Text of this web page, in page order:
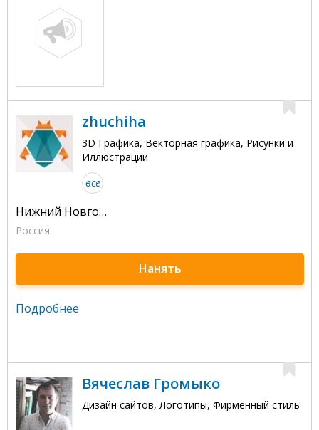
zhuchiha
3D Графика, Векторная графика, Рисунки и
Иллюстрации
все
Нижний Новгород
Россия
Нанять
Подробнее
Вячеслав Громыко
Дизайн сайтов, Логотипы, Фирменный стиль